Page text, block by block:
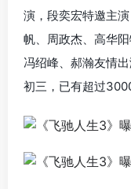
演， 段奕宏特邀主演
帆、 周政杰、 高华阳
冯绍峰、 郝瀚友情
初三，已有超过